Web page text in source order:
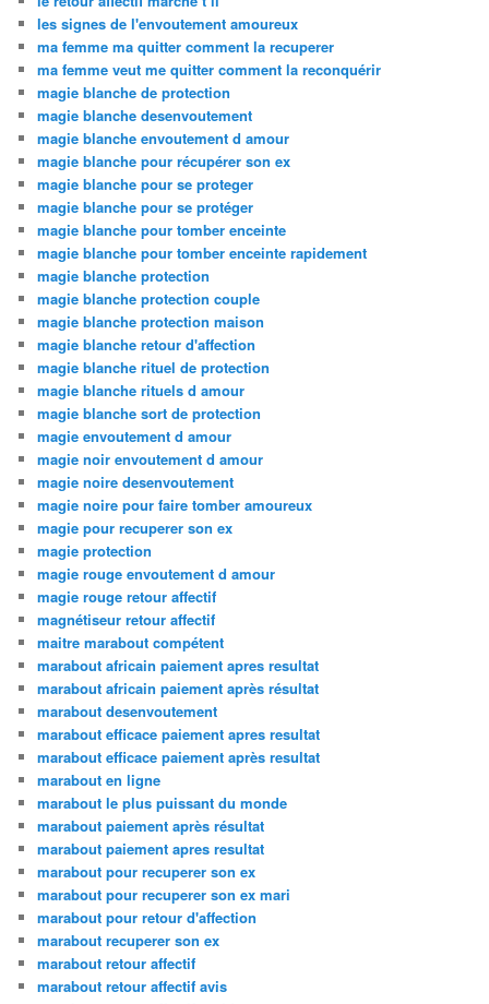
les signes de l'envoutement amoureux
ma femme ma quitter comment la recuperer
ma femme veut me quitter comment la reconquérir
magie blanche de protection
magie blanche desenvoutement
magie blanche envoutement d amour
magie blanche pour récupérer son ex
magie blanche pour se proteger
magie blanche pour se protéger
magie blanche pour tomber enceinte
magie blanche pour tomber enceinte rapidement
magie blanche protection
magie blanche protection couple
magie blanche protection maison
magie blanche retour d'affection
magie blanche rituel de protection
magie blanche rituels d amour
magie blanche sort de protection
magie envoutement d amour
magie noir envoutement d amour
magie noire desenvoutement
magie noire pour faire tomber amoureux
magie pour recuperer son ex
magie protection
magie rouge envoutement d amour
magie rouge retour affectif
magnétiseur retour affectif
maitre marabout compétent
marabout africain paiement apres resultat
marabout africain paiement après résultat
marabout desenvoutement
marabout efficace paiement apres resultat
marabout efficace paiement après resultat
marabout en ligne
marabout le plus puissant du monde
marabout paiement après résultat
marabout paiement apres resultat
marabout pour recuperer son ex
marabout pour recuperer son ex mari
marabout pour retour d'affection
marabout recuperer son ex
marabout retour affectif
marabout retour affectif avis